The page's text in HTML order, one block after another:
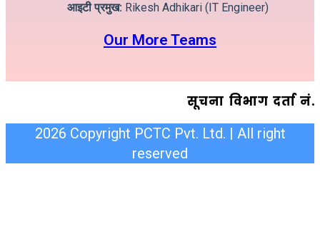
आइटी प्रमुख: Rikesh Adhikari (IT Engineer)
Our More Teams
सूचना विभाग दर्ता
2026 Copyright PCTC Pvt. Ltd. | All right
reserved